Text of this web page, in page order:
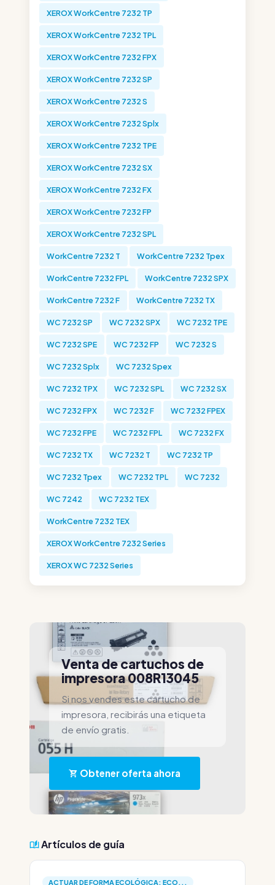
XEROX WorkCentre 7232 TP
XEROX WorkCentre 7232 TPL
XEROX WorkCentre 7232 FPX
XEROX WorkCentre 7232 SP
XEROX WorkCentre 7232 S
XEROX WorkCentre 7232 Splx
XEROX WorkCentre 7232 TPE
XEROX WorkCentre 7232 SX
XEROX WorkCentre 7232 FX
XEROX WorkCentre 7232 FP
XEROX WorkCentre 7232 SPL
WorkCentre 7232 T WorkCentre 7232 Tpex
WorkCentre 7232 FPL WorkCentre 7232 SPX
WorkCentre 7232 F WorkCentre 7232 TX
WC 7232 SP WC 7232 SPX WC 7232 TPE
WC 7232 SPE WC 7232 FP WC 7232 S
WC 7232 Splx WC 7232 Spex
WC 7232 TPX WC 7232 SPL WC 7232 SX
WC 7232 FPX WC 7232 F WC 7232 FPEX
WC 7232 FPE WC 7232 FPL WC 7232 FX
WC 7232 TX WC 7232 T WC 7232 TP
WC 7232 Tpex WC 7232 TPL WC 7232
WC 7242 WC 7232 TEX
WorkCentre 7232 TEX
XEROX WorkCentre 7232 Series
XEROX WC 7232 Series
Venta de cartuchos de
impresora 008R13045
Si nos vendes este cartucho de
impresora, recibirás una etiqueta
de envío gratis.
Obtener oferta ahora
Artículos de guía
ACTUAR DE FORMA ECOLÓGICA: ECO...